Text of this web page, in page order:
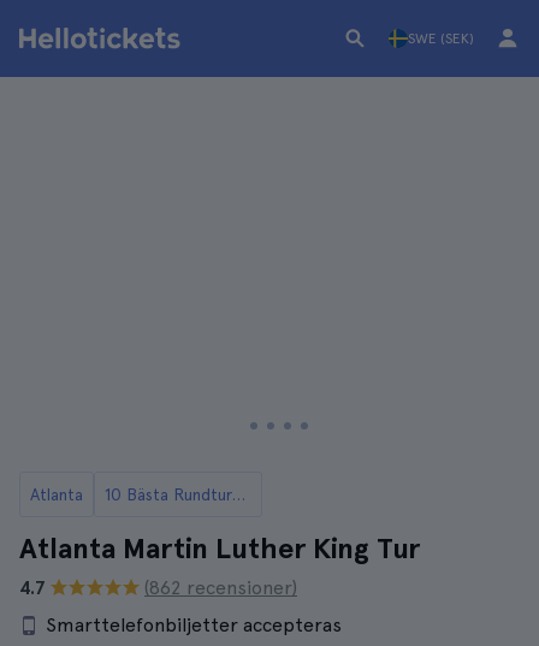
SWE (SEK)
Atlanta 10 Bästa Rundturerna i Atlanta
Atlanta Martin Luther King Tur
4.7
(862 recensioner)
Smarttelefonbiljetter accepteras